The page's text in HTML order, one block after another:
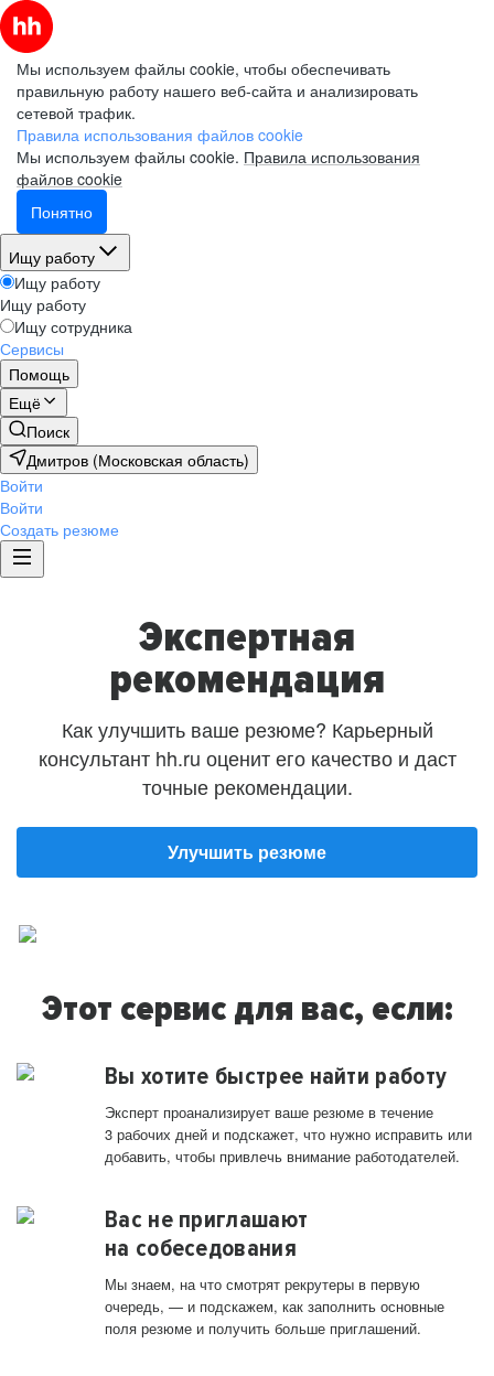
Мы используем файлы cookie, чтобы обеспечивать
правильную работу нашего веб-сайта и анализировать
сетевой трафик.
Правила использования файлов cookie
Мы используем файлы cookie. Правила использования
файлов cookie
Понятно
Ищу работу
Ищу работу
Ищу работу
Ищу сотрудника
Сервисы
Помощь
Ещё
Поиск
Дмитров (Московская область)
Войти
Войти
Создать резюме
Экспертная
рекомендация
Как улучшить ваше резюме? Карьерный
консультант hh.ru оценит его качество и даст
точные рекомендации.
Улучшить резюме
Этот сервис для вас, если:
Вы хотите быстрее найти работу
Эксперт проанализирует ваше резюме в течение
3 рабочих дней и подскажет, что нужно исправить или
добавить, чтобы привлечь внимание работодателей.
Вас не приглашают
на собеседования
Мы знаем, на что смотрят рекрутеры в первую
очередь, — и подскажем, как заполнить основные
поля резюме и получить больше приглашений.